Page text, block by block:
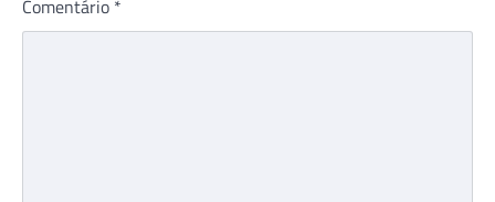
Comentário *